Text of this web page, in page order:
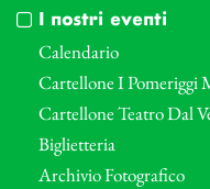
I nostri eventi
Calendario
Cartellone I Pomeriggi
Cartellone Teatro Dal
Biglietteria
Archivio Fotografico